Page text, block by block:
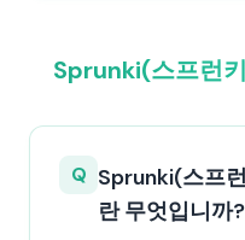
Sprunki(스프런
Q Sprunki(스프
란 무엇입니까?